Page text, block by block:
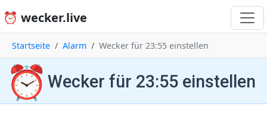
⏰ wecker.live
Startseite Alarm Wecker für 23:55 einstellen
⏰ Wecker für 23:55 einstellen